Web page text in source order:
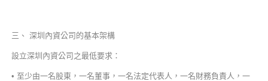
三、 深圳內資公司的基本架構
設立深圳內資公司之最低要求：
• 至少由一名股東，一名董事，一名法定代表人，一名財務負責人，一